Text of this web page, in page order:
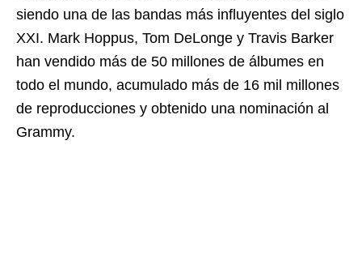
siendo una de las bandas más influyentes del siglo
XXI. Mark Hoppus, Tom DeLonge y Travis Barker
han vendido más de 50 millones de álbumes en
todo el mundo, acumulado más de 16 mil millones
de reproducciones y obtenido una nominación al
Grammy.